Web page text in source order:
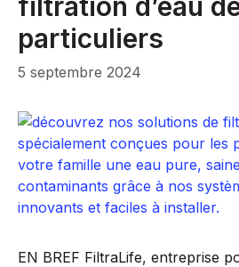
particuliers
5 septembre 2024
EN BREF FiltraLife, entreprise